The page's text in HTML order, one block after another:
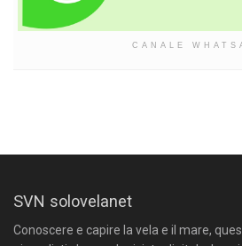
CANALE
SVN solovelanet
Conoscere e capire la vela e il mare,